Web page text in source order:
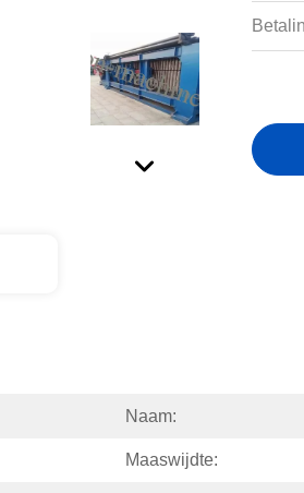
Naam:
Maaswijdte: